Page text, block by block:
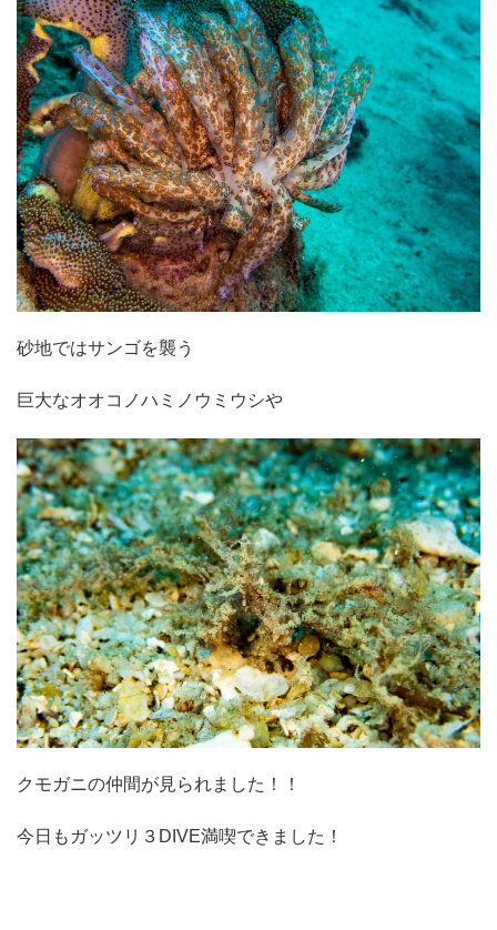
砂地ではサンゴを襲う
巨大なオオコノハミノウミウシや
クモガニの仲間が見られました！！
今日もガッツリ３DIVE満喫できました！